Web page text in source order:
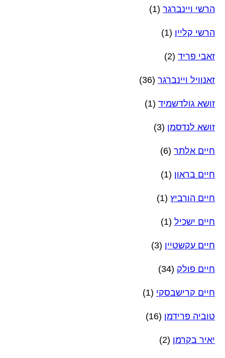
הרשי ויינברגר (1)
הרשי קליין (1)
זאבי פריד (2)
זאנוויל ויינברגר (36)
זושא גולדשמיד (1)
זושא לנדסמן (3)
חיים אלתר (6)
חיים בראון (1)
חיים הורביץ (1)
חיים ישכיל (1)
חיים עקשטיין (3)
חיים פולק (34)
חיים קרישבסקי (1)
טוביה פרידמן (16)
יאיר בקרמן (2)